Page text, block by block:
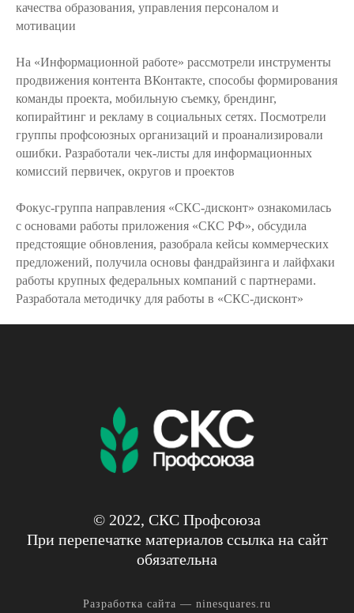
качества образования, управления персоналом и
мотивации
На «Информационной работе» рассмотрели инструменты
продвижения контента ВКонтакте, способы формирования
команды проекта, мобильную съемку, брендинг,
копирайтинг и рекламу в социальных сетях. Посмотрели
группы профсоюзных организаций и проанализировали
ошибки. Разработали чек-листы для информационных
комиссий первичек, округов и проектов
Фокус-группа направления «СКС-дисконт» ознакомилась
с основами работы приложения «СКС РФ», обсудила
предстоящие обновления, разобрала кейсы коммерческих
предложений, получила основы фандрайзинга и лайфхаки
работы крупных федеральных компаний с партнерами.
Разработала методичку для работы в «СКС-дисконт»
© 2022, СКС Профсоюза
При перепечатке материалов ссылка на сайт
обязательна
Разработка сайта — ninesquares.ru